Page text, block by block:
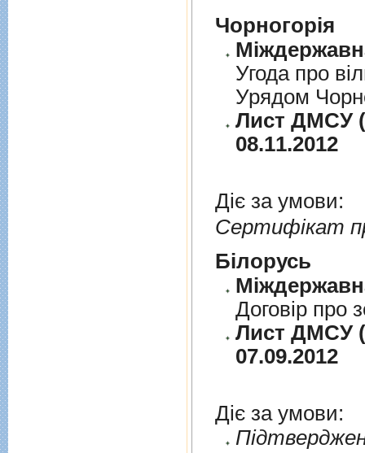
Чорногорія
Угода про
Урядом
Лист ДМСУ
08.11.2012
Діє за умови:
Сертифікат
Бiлорусь
Договiр про
Лист ДМСУ
07.09.2012
Діє за умови: